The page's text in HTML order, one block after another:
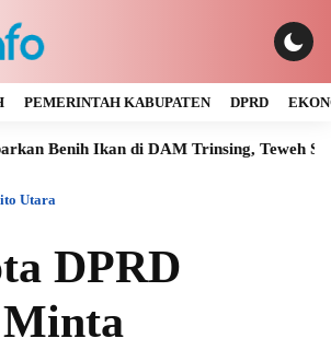
PEMERINTAH KABUPATEN DPRD
Ikan di DAM Trinsing, Teweh Selatan
Utara
DPRD